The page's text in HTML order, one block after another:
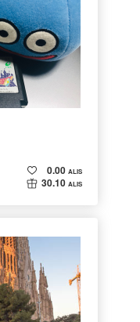
0.00 ALIS
30.10 ALIS